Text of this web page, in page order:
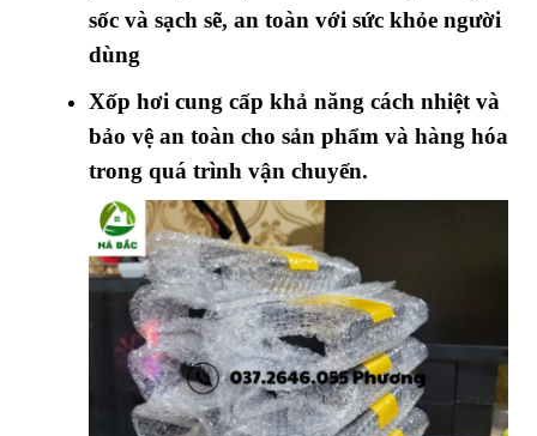
sốc và sạch sẽ, an toàn với sức khỏe người
dùng
Xốp hơi cung cấp khả năng cách nhiệt và
bảo vệ an toàn cho sản phẩm và hàng hóa
trong quá trình vận chuyển.